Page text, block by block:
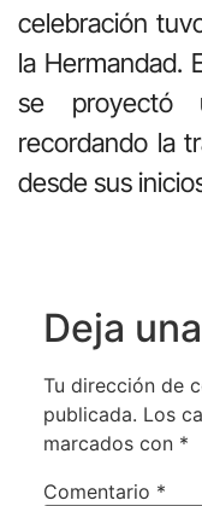
celebración
la Hermandad.
se proyectó
recordando la
desde sus
Deja
Tu dirección de
publicada. Los
marcados con *
Comentario *